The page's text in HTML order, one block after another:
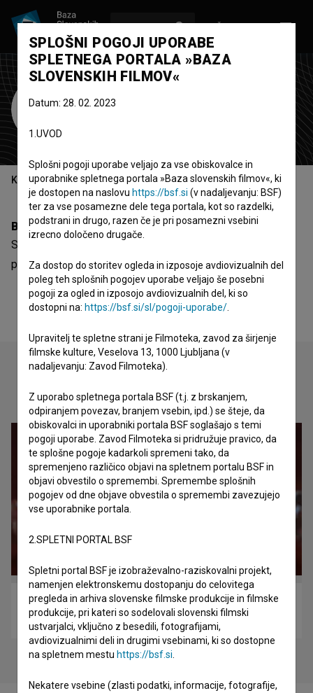
Slavica Janošević
Kazalo
Biografija
Slavica Janošević je scenografka. Najodmevnejši projekt,
pri katerem je sodelovala, jeSiddharta ~ Satelita (2024).
Oglejte si
Apoptoza (2017)
fantastični, znanstveni
SPLOŠNI POGOJI UPORABE
SPLETNEGA PORTALA »BAZA
SLOVENSKIH FILMOV«
Datum: 28. 02. 2023
1.UVOD
Splošni pogoji uporabe veljajo za vse obiskovalce in
uporabnike spletnega portala »Baza slovenskih filmov«, ki
je dostopen na naslovu https://bsf.si (v nadaljevanju: BSF)
ter za vse posamezne dele tega portala, kot so razdelki,
podstrani in drugo, razen če je pri posamezni vsebini
izrecno določeno drugače.
Za dostop do storitev ogleda in izposoje avdiovizualnih del
poleg teh splošnih pogojev uporabe veljajo še posebni
pogoji za ogled in izposojo avdiovizualnih del, ki so
dostopni na: https://bsf.si/sl/pogoji-uporabe/
Upravitelj te spletne strani je Filmoteka, zavod za širjenje
filmske kulture, Veselova 13, 1000 Ljubljana (v
nadaljevanju: Zavod Filmoteka).
Z uporabo spletnega portala BSF (t.j. z brskanjem,
odpiranjem povezav, branjem vsebin, ipd.) se šteje, da
obiskovalci in uporabniki portala BSF soglašajo s temi
pogoji uporabe. Zavod Filmoteka si pridružuje pravico, da
te splošne pogoje kadarkoli spremeni tako, da
spremenjeno različico objavi na spletnem portalu BSF in
objavi obvestilo o spremembi. Spremembe splošnih
pogojev od dne objave obvestila o spremembi zavezujejo
vse uporabnike portala.
2.SPLETNI PORTAL BSF
Spletni portal BSF je izobraževalno-raziskovalni projekt,
namenjen elektronskemu dostopanju do celovitega
pregleda in arhiva slovenske filmske produkcije in filmske
produkcije, pri kateri so sodelovali slovenski filmski
ustvarjalci, vključno z besedili, fotografijami,
avdiovizualnimi deli in drugimi vsebinami, ki so dostopne
na spletnem mestu https://bsf.si
Nekatere vsebine (zlasti podatki, informacije, fotografije,